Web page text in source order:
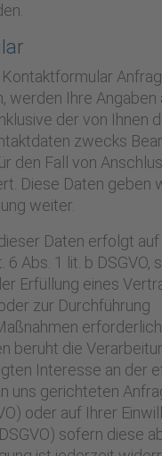
werden Ihre Angaben
der von Ihnen
zwecks
den Fall von
Diese Daten geben
weiter.
Daten erfolgt auf
6 Abs. 1 lit. b DSGVO,
Erfüllung eines
zur Durchführung
beruht die
Interesse an der
uns gerichteten
oder auf Ihrer
sofern diese